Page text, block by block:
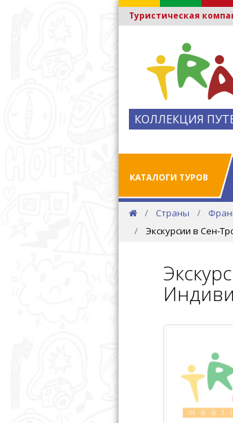
Туристическая
КОЛЛЕКЦИЯ
КАТАЛОГИ ТУРОВ
Страны
Экскурсии в Сен-